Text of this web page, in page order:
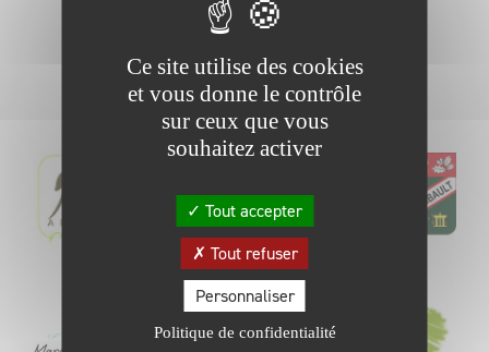
RETOUR
Ce site utilise des cookies
et vous donne le contrôle
sur ceux que vous
souhaitez activer
Tout accepter
Tout refuser
Personnaliser
Politique de confidentialité